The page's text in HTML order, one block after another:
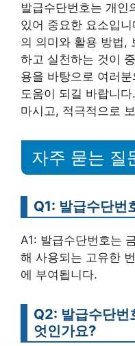
발급수단번호는 개인
있어 중요한 요소입
의 의미와 활용 방법,
하고 실천하는 것이
용을 바탕으로 여러
도움이 되길 바랍니
마시고, 적극적으로
자주 묻는 질
Q1: 발급수단번
A1: 발급수단번호는
해 사용되는 고유한
에 부여됩니다.
Q2: 발급수단번
엇인가요?